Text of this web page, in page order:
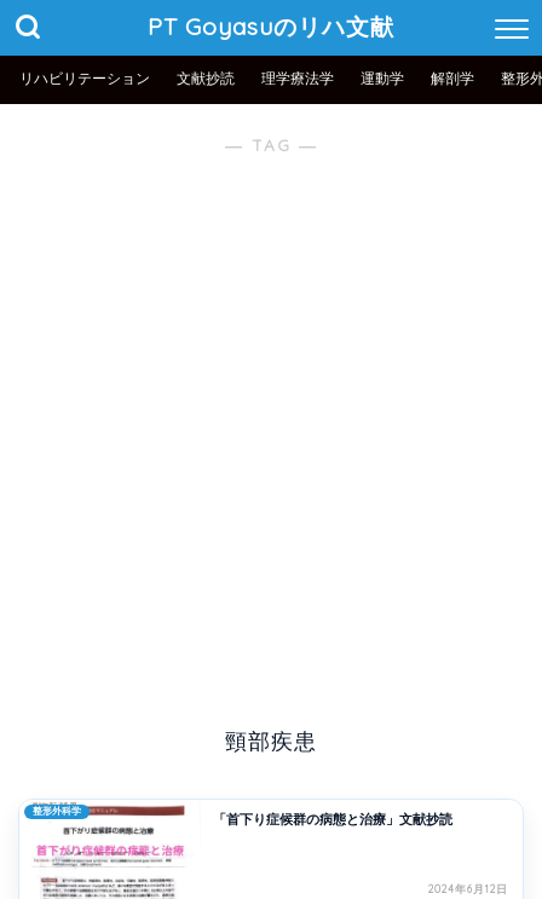
PT Goyasuのリハ文献
リハビリテーション 文献抄読 理学療法学 運動学 解剖学 整形
― TAG ―
頸部疾患
整形外科学
「首下り症候群の病態と治療」文献抄読
2024年6月12日